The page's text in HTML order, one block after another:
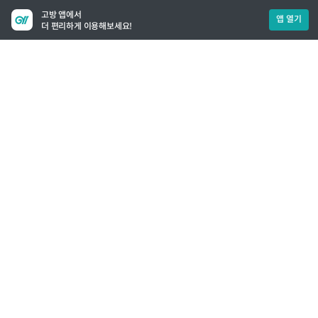
고방 앱에서
더 편리하게 이용해보세요!
앱 열기